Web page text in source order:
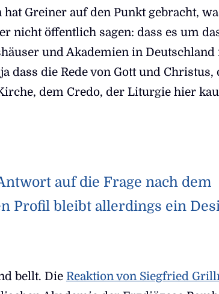
Greiner auf den Punkt gebracht,
nicht öffentlich sagen: dass es um
und Akademien in
dass die Rede von Gott und Christus,
dem Credo, der Liturgie hier
auf die Frage nach dem
Profil bleibt allerdings ein
bellt. Die Reaktion von Siegfried